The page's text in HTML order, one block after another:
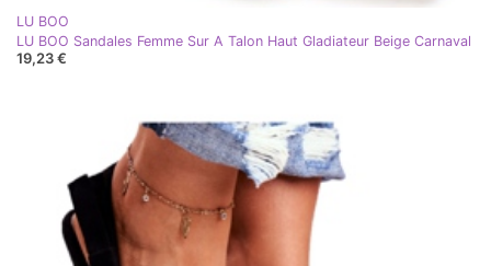
LU BOO
LU BOO Sandales Femme Sur A Talon Haut Gladiateur Beige Carnaval
19,23 €